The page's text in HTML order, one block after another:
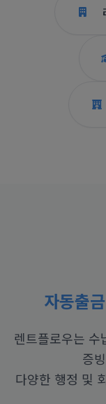
자동출
렌트플로우는 수
증
다양한 행정 및